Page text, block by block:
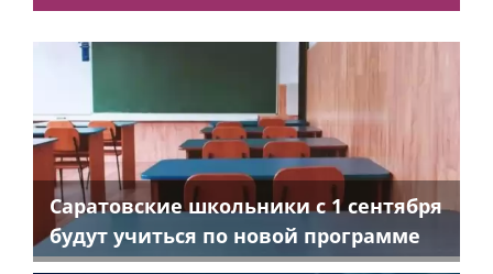
Саратовские школьники с 1 сентября
будут учиться по новой программе